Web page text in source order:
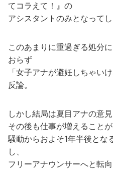
てコラえて！』の
アシスタントのみとなってし
このあまりに重過ぎる処分
おらず
「女子アナが避妊しちゃい
反論。
しかし結局は夏目アナの意
その後も仕事が増えることが
騒動からおよそ1年半後とな
し、
フリーアナウンサーへと転向